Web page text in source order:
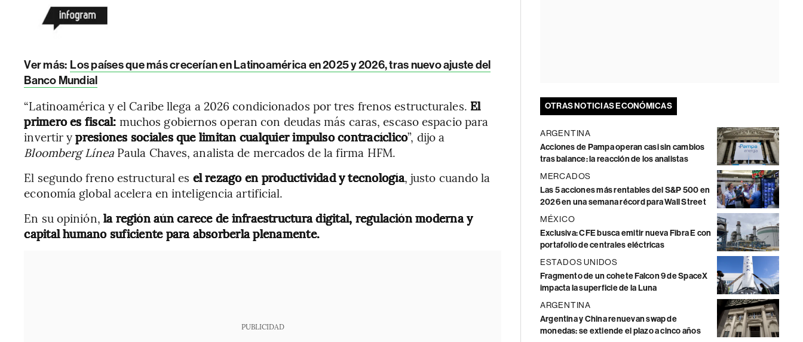
Ver más: Los países que más crecerían en Latinoamérica en 2025 y 2026, tras nuevo ajuste del
Banco Mundial
“Latinoamérica y el Caribe llega a 2026 condicionados por tres frenos estructurales. El
primero es fiscal: muchos gobiernos operan con deudas más caras, escaso espacio para
invertir ypresiones sociales que limitan cualquier impulso contracíclico”, dijo a
Bloomberg LíneaPaula Chaves, analista de mercados de la firma HFM.
El segundo freno estructural es el rezago en productividad y tecnología, justo cuando la
economía global acelera en inteligencia artificial.
En su opinión, la región aún carece de infraestructura digital, regulación moderna y
capital humano suficiente para absorberla plenamente.
PUBLICIDAD
OTRAS NOTICIAS ECONÓMICAS
ARGENTINA
Acciones de Pampa operan casi sin cambios
tras balance: la reacción de los analistas
MERCADOS
Las 5 acciones más rentables del S&P 500 en
2026 en una semana récord para Wall Street
MÉXICO
Exclusiva: CFE busca emitir nueva Fibra E con
portafolio de centrales eléctricas
ESTADOS UNIDOS
Fragmento de un cohete Falcon 9 de SpaceX
impacta la superficie de la Luna
ARGENTINA
Argentina y China renuevan swap de
monedas: se extiende el plazo a cinco años